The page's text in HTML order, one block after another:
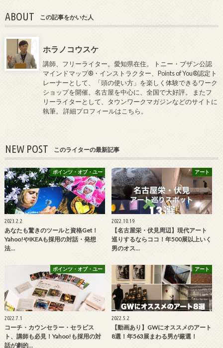
ABOUT この記事をかいた人
ホラノコウスケ
講師、フリーライター。愛知県在住。 トニー・ブザン公認
マインドマップ®・インストラクター、Points of You®認定ト
レーナーとして、「頭の使い方」を楽しく体験できるワーク
ショップを開催。名古屋を中心に、全国で大好評。 またフ
リーライターとして、タウンワークマガジンなどのサイトに
執筆。詳細プロフィールはこちら。
NEW POST このライターの最新記事
ポインツ・オブ・ユー
2023.2.2
あなたも驚きのツールと資格Get！
Yahoo!やIKEAも採用の対話・発想
法…
アート
2022.10.19
【名古屋栄・伏見周辺】現代アート
巡りするならココ！年500展以上いく
男のオス…
ポインツ・オブ・ユー
2022.7.1
コーチ・カウンセラー・セラピス
ト、講師も必見！Yahoo!も採用の対
話が劇的…
アート
2022.5.2
【動画あり】GWにオススメのアート
8選！年563展まわる男が厳選！